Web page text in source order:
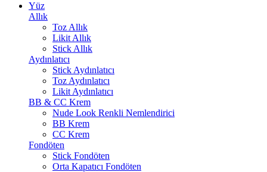
Yüz
Allık
Toz Allık
Likit Allık
Stick Allık
Aydınlatıcı
Stick Aydınlatıcı
Toz Aydınlatıcı
Likit Aydınlatıcı
BB & CC Krem
Nude Look Renkli Nemlendirici
BB Krem
CC Krem
Fondöten
Stick Fondöten
Orta Kapatıcı Fondöten